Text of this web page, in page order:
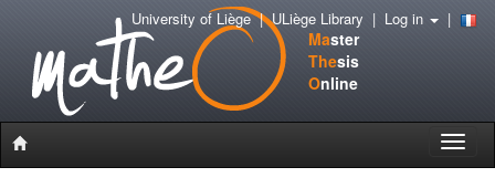
Master
Thesis
Online
Toggle
University of Liège|ULiège Library | Log in |